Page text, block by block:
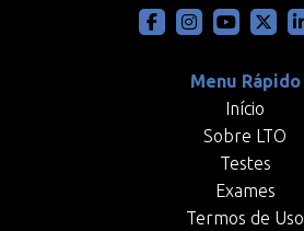
Menu Rápido
Início
Sobre LTO
Testes
Exames
Termos de Uso